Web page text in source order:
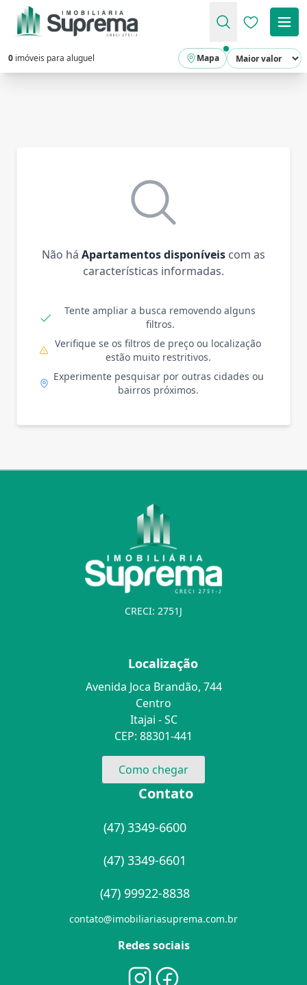
Favoritos
0 imóveis para aluguel Mapa
Não há Apartamentos disponíveis com as
características informadas.
Tente ampliar a busca removendo alguns
filtros.
Verifique se os filtros de preço ou localização
estão muito restritivos.
Experimente pesquisar por outras cidades ou
bairros próximos.
CRECI: 2751J
Localização
Avenida Joca Brandão, 744
Centro
Itajai - SC
CEP: 88301-441
Como chegar
Contato
(47) 3349-6600
(47) 3349-6601
(47) 99922-8838
contato@imobiliariasuprema.com.br
Redes sociais